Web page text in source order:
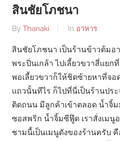
สินชัยโภชนา
By Thanaki In อาหาร
สินชัยโภชนา เป็นร้านข้าวต้มอ
พระปิ่นเกล้า ไปเลี้ยวขวาสี่แย
พอเลี้ยวขวาก็ให้ชิดซ้ายหาที่จอ
แถวนั้นทีไร ก็ไปที่นี่เป็นร้านปร
ติดถนน มีลูกค้าเข้าตลอด น้ำจิ้
ซอสพริก น้ำจิ้มซีฟู๊ด เราสั่งเมนู
ชามนี้เป็นเมนูดังของร้านครับ